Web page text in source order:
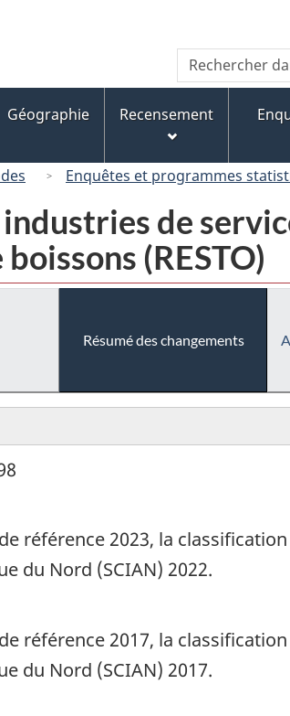
au
contenu
principal
« À
propos
de
ce
version
HTML
simplifiée
Recherche
Rechercher
dans
Canada
Géographie Recensement
Enquêtes et programmes
de
(RESTO)
Résumé des changements
référence 2023, la
du Nord (SCIAN) 2022.
référence 2017, la
du Nord (SCIAN) 2017.